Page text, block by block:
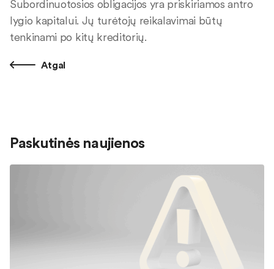
Subordinuotosios obligacijos yra priskiriamos antro
lygio kapitalui. Jų turėtojų reikalavimai būtų
tenkinami po kitų kreditorių.
Atgal
Paskutinės naujienos